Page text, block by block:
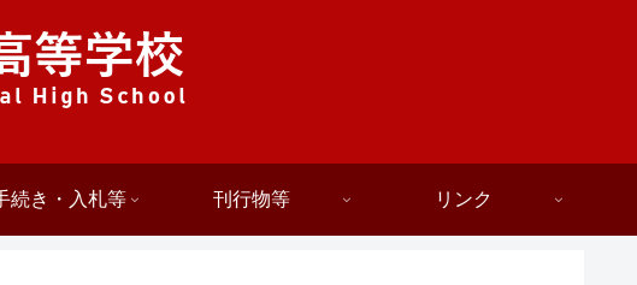
続き・入札等 刊行物等 リンク